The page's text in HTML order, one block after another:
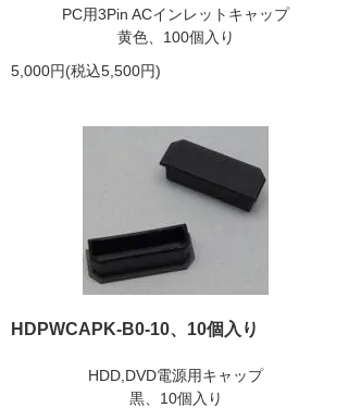
PC用3Pin ACインレットキャップ
黄色、100個入り
5,000円(税込5,500円)
HDPWCAPK-B0-10、10個入り
HDD,DVD電源用キャップ
黒、10個入り